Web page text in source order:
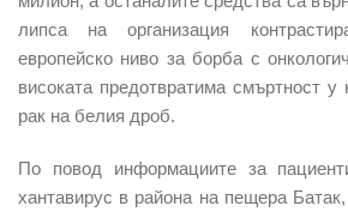
липса на организация
европейско ниво за борба с
високата предотвратима смъртност
рак на белия дроб.
По повод информациите за
хантавирус в района на пещера